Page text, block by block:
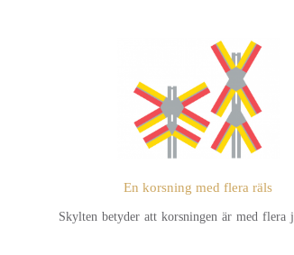
En korsning med flera räls
Skylten betyder att korsningen är med flera